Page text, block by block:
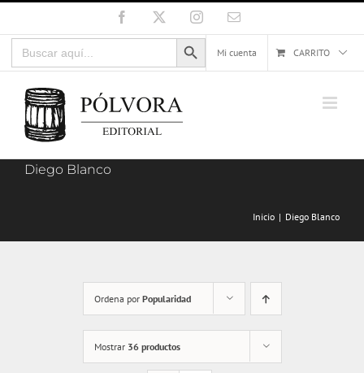
al
contenido
Facebook InstagramCorreo
Buscar:
Botón de búsqueda
Mi cuenta
CARRITO
Diego Blanco
Inicio Diego Blanco
Ordena por Popularidad
Mostrar 36 productos